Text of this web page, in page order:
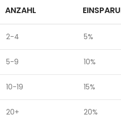
ANZAHL
2-4 5%
5-9 10%
10-19 15%
20+ 20%